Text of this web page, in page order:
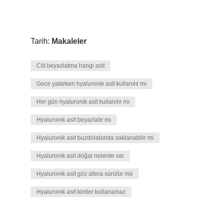
Tarih: Makaleler
Cilt beyazlatma hangi asit
Gece yatarken hyaluronik asit kullanılır mı
Her gün hyaluronik asit kullanılır mı
Hyaluronik asit beyazlatır mı
Hyaluronik asit buzdolabında saklanabilir mi
Hyaluronik asit doğal nelerde var
Hyaluronik asit göz altına sürülür mü
Hyaluronik asit kimler kullanamaz